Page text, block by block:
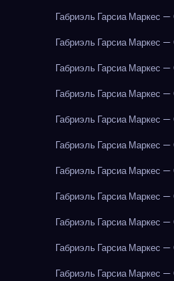
Габриэль Гарсиа Маркес —
Габриэль Гарсиа Маркес —
Габриэль Гарсиа Маркес —
Габриэль Гарсиа Маркес —
Габриэль Гарсиа Маркес —
Габриэль Гарсиа Маркес —
Габриэль Гарсиа Маркес —
Габриэль Гарсиа Маркес —
Габриэль Гарсиа Маркес —
Габриэль Гарсиа Маркес —
Габриэль Гарсиа Маркес —